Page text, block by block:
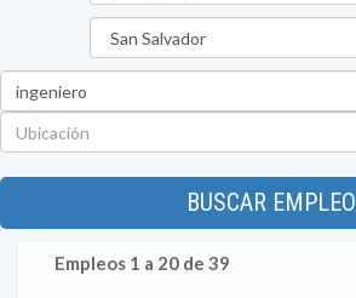
BUSCAR EMPLEO
Empleos 1 a 20 de 39